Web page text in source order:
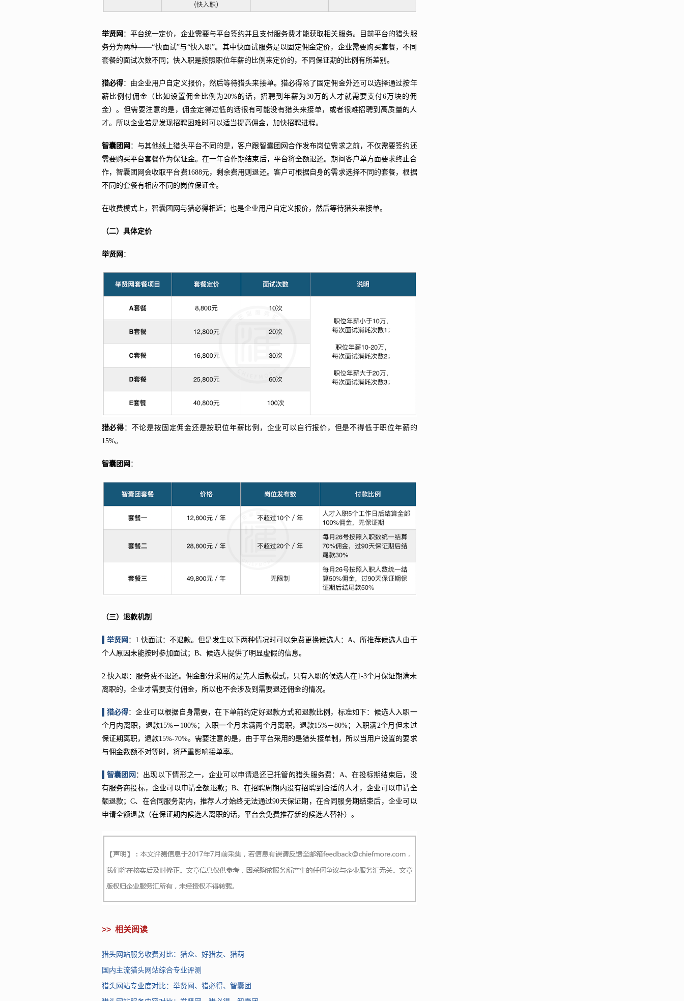
举贤网 ：平台统一定价，企业需要与平台签约并且支付服务费才能获取相关服务。目前平台的猎头服
务分为两种——“快面试”与“快入职”。其中快面试服务是以固定佣金定价，企业需要购买套餐，不同
套餐的面试次数不同；快入职是按照职位年薪的比例来定价的，不同保证期的比例有所差别。
猎必得：由企业用户自定义报价，然后等待猎头来接单。猎必得除了固定佣金外还可以选择通过按年
薪比例付佣金（比如设置佣金比例为20%的话，招聘到年薪为30万的人才就需要支付6万块的佣
金）。但需要注意的是，佣金定得过低的话很有可能没有猎头来接单，或者很难招聘到高质量的人
才。所以企业若是发现招聘困难时可以适当提高佣金，加快招聘进程。
智囊团网 ：与其他线上猎头平台不同的是，客户跟智囊团网合作发布岗位需求之前，不仅需要签约还
需要购买平台套餐作为保证金。在一年合作期结束后，平台将全额退还。期间客户单方面要求终止合
作，智囊团网会收取平台费1688元，剩余费用则退还。客户可根据自身的需求选择不同的套餐，根据
不同的套餐有相应不同的岗位保证金。
在收费模式上，智囊团网与猎必得相近；也是企业用户自定义报价，然后等待猎头来接单。
（二）具体定价
举贤网 ：
猎必得 ：不论是按固定佣金还是按职位年薪比例，企业可以自行报价，但是不得低于职位年薪的
15%。
智囊团网 ：
（三）退款机制
▌举贤网 ：1.快面试：不退款。但是发生以下两种情况时可以免费更换候选人：A、所推荐候选人由于
个人原因未能按时参加面试；B、候选人提供了明显虚假的信息。
2.快入职：服务费不退还。佣金部分采用的是先人后款模式，只有入职的候选人在1-3个月保证期满未
离职的，企业才需要支付佣金，所以也不会涉及到需要退还佣金的情况。
▌猎必得：企业可以根据自身需要，在下单前约定好退款方式和退款比例，标准如下：候选人入职一
个月内离职，退款15%－100%；入职一个月未满两个月离职，退款15%－80%；入职满2个月但未过
保证期离职，退款15%-70%。需要注意的是，由于平台采用的是猎头接单制，所以当用户设置的要求
与佣金数额不对等时，将严重影响接单率。
▌智囊团网 ：出现以下情形之一，企业可以申请退还已托管的猎头服务费：A、在投标期结束后，没
有服务商投标，企业可以申请全额退款；B、在招聘周期内没有招聘到合适的人才，企业可以申请全
额退款；C、在合同服务期内，推荐人才始终无法通过90天保证期，在合同服务期结束后，企业可以
申请全额退款（在保证期内候选人离职的话，平台会免费推荐新的候选人替补）。
>> 相关阅读
猎头网站服务收费对比：猎众、好猎友、猎萌
国内主流猎头网站综合专业评测
猎头网站专业度对比：举贤网、猎必得、智囊团